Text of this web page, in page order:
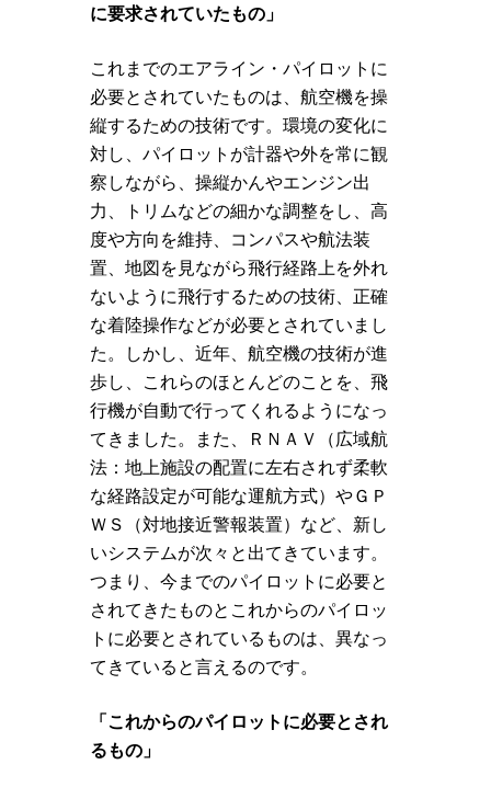
に要求されていたもの」
これまでのエアライン・パイロットに
必要とされていたものは、航空機を操
縦するための技術です。環境の変化に
対し、パイロットが計器や外を常に観
察しながら、操縦かんやエンジン出
力、トリムなどの細かな調整をし、高
度や方向を維持、コンパスや航法装
置、地図を見ながら飛行経路上を外れ
ないように飛行するための技術、正確
な着陸操作などが必要とされていまし
た。しかし、近年、航空機の技術が進
歩し、これらのほとんどのことを、飛
行機が自動で行ってくれるようになっ
てきました。また、ＲＮＡＶ（広域航
法：地上施設の配置に左右されず柔軟
な経路設定が可能な運航方式）やＧＰ
ＷＳ（対地接近警報装置）など、新し
いシステムが次々と出てきています。
つまり、今までのパイロットに必要と
されてきたものとこれからのパイロッ
トに必要とされているものは、異なっ
てきていると言えるのです。
「これからのパイロットに必要とされ
るもの」